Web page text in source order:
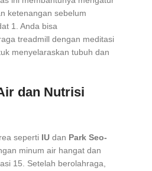
ketenangan sebelum
1
. Anda bisa
treadmill dengan meditasi
menyelaraskan tubuh dan
dan Nutrisi
seperti IU dan Park Seo-
minum air hangat dan
1 5 . Setelah berolahraga,